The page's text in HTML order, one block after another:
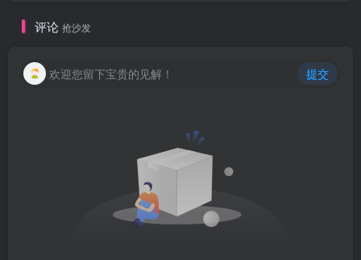
评论 抢沙发
欢迎您留下宝贵的见解！ 提交